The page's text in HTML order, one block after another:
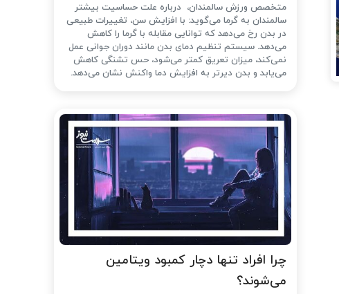
متخصص ورزش سالمندان، درباره علت حساسیت بیشتر
سالمندان به گرما می‌گوید: با افزایش سن، تغییرات طبیعی
در بدن رخ می‌دهد که توانایی مقابله با گرما را کاهش
می‌دهد. سیستم تنظیم دمای بدن مانند دوران جوانی عمل
نمی‌کند، میزان تعریق کمتر می‌شود، حس تشنگی کاهش
می‌یابد و بدن دیرتر به افزایش دما واکنش نشان می‌دهد.
چرا افراد تنها دچار کمبود ویتامین
می‌شوند؟